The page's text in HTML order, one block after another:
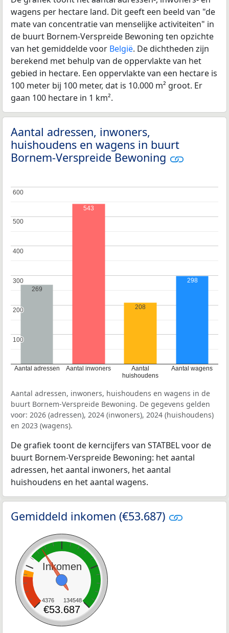
wagens per hectare land. Dit geeft een beeld van "de
mate van concentratie van menselijke activiteiten" in
de buurt Bornem-Verspreide Bewoning ten opzichte
van het gemiddelde voor België. De dichtheden zijn
berekend met behulp van de oppervlakte van het
gebied in hectare. Een oppervlakte van een hectare is
100 meter bij 100 meter, dat is 10.000 m² groot. Er
gaan 100 hectare in 1 km².
Aantal adressen, inwoners,
huishoudens en wagens in buurt
Bornem-Verspreide Bewoning
Aantal adressen Aantal inwoners
Aantal
huishoudens
Aantal wagens
100
100
200
200
300
300
400
400
500
500
600
600
269
543
208
298
Aantal adressen, inwoners, huishoudens en wagens in de
buurt Bornem-Verspreide Bewoning. De gegevens gelden
voor: 2026 (adressen), 2024 (inwoners), 2024 (huishoudens)
en 2023 (wagens).
De grafiek toont de kerncijfers van STATBEL voor de
buurt Bornem-Verspreide Bewoning: het aantal
adressen, het aantal inwoners, het aantal
huishoudens en het aantal wagens.
Gemiddeld inkomen (€53.687)
Inkomen
4376 134548
€53.687